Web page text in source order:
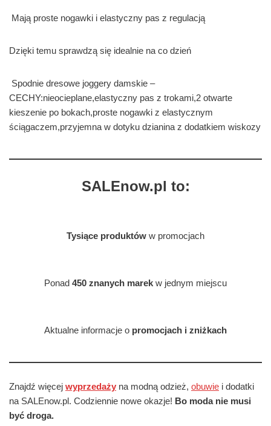
Mają proste nogawki i elastyczny pas z regulacją
Dzięki temu sprawdzą się idealnie na co dzień
Spodnie dresowe joggery damskie –
CECHY:nieocieplane,elastyczny pas z trokami,2 otwarte
kieszenie po bokach,proste nogawki z elastycznym
ściągaczem,przyjemna w dotyku dzianina z dodatkiem wiskozy
SALEnow.pl to:
Tysiące produktów w promocjach
Ponad 450 znanych marek w jednym miejscu
Aktualne informacje o promocjach i zniżkach
Znajdź więcej wyprzedaży na modną odzież, obuwie i dodatki
na SALEnow.pl. Codziennie nowe okazje! Bo moda nie musi
być droga.